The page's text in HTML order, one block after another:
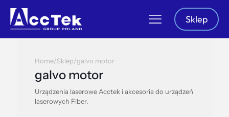
Sklep
Home/Sklep/galvo motor
galvo motor
Urządzenia laserowe Acctek i akcesoria do urządzeń
laserowych Fiber.